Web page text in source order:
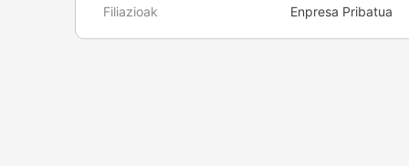
Filiazioak Enpresa Pribatua